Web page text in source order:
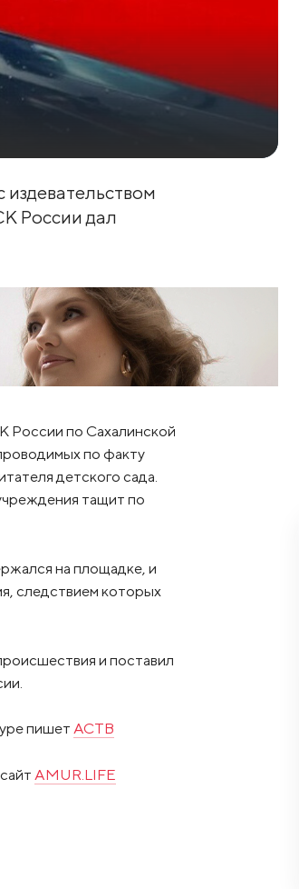
России дал
России по Сахалинской
по факту
детского сада.
тащит по
на площадке, и
следствием которых
и поставил
пишет АСТВ
AMUR.LIFE